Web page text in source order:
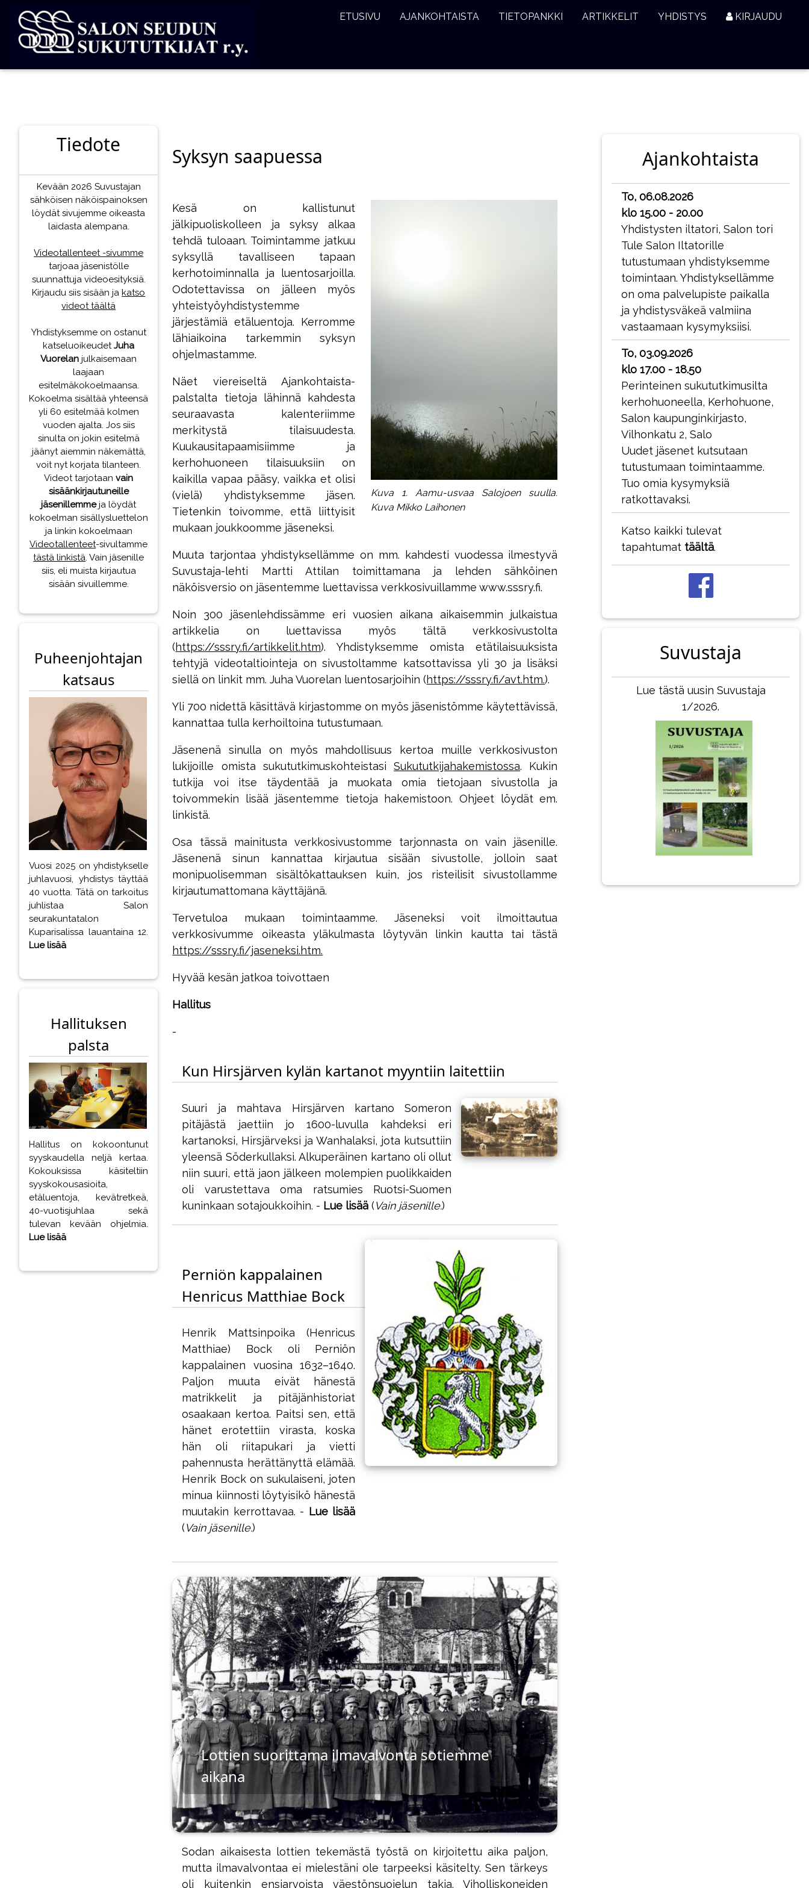
ETUSIVU AJANKOHTAISTA TIETOPANKKI ARTIKKELIT YHDISTYS KIRJAUDU
Ajankohtaista
To, 06.08.2026
klo 15.00 - 20.00
Yhdistysten iltatori, Salon tori
Tule Salon Iltatorille
tutustumaan yhdistyksemme
toimintaan. Yhdistyksellämme
on oma palvelupiste paikalla
ja yhdistysväkeä valmiina
vastaamaan kysymyksiisi.
To, 03.09.2026
klo 17.00 - 18.50
Perinteinen sukututkimusilta
kerhohuoneella, Kerhohuone,
Salon kaupunginkirjasto,
Vilhonkatu 2, Salo
Uudet jäsenet kutsutaan
tutustumaan toimintaamme.
Tuo omia kysymyksiä
ratkottavaksi.
Katso kaikki tulevat
tapahtumat täältä.
Suvustaja
Lue tästä uusin Suvustaja
1/2026.
Tiedote
Kevään 2026 Suvustajan
sähköisen näköispainoksen
löydät sivujemme oikeasta
laidasta alempana.
Videotallenteet -sivumme
tarjoaa jäsenistölle
suunnattuja videoesityksiä.
Kirjaudu siis sisään jakatso
videot täältä
Yhdistyksemme on ostanut
katseluoikeudetJuha
Vuorelan julkaisemaan
laajaan
esitelmäkokoelmaansa.
Kokoelma sisältää yhteensä
yli 60 esitelmää kolmen
vuoden ajalta. Jos siis
sinulta on jokin esitelmä
jäänyt aiemmin näkemättä,
voit nyt korjata tilanteen.
Videot tarjotaanvain
sisäänkirjautuneille
jäsenillemmeja löydät
kokoelman sisällysluettelon
ja linkin kokoelmaan
Videotallenteet-sivultamme
tästä linkistä. Vain jäsenille
siis, eli muista kirjautua
sisään sivuillemme.
Puheenjohtajan
katsaus
Vuosi 2025 on yhdistykselle
juhlavuosi, yhdistys täyttää
40 vuotta. Tätä on tarkoitus
juhlistaa Salon
seurakuntatalon
Kuparisalissa lauantaina 12.
Lue lisää
Hallituksen
palsta
Hallitus on kokoontunut
syyskaudella neljä kertaa.
Kokouksissa käsiteltiin
syyskokousasioita,
etäluentoja, kevätretkeä,
40-vuotisjuhlaa sekä
tulevan kevään ohjelmia.
Lue lisää
Syksyn saapuessa
Kuva 1. Aamu-usvaa Salojoen suulla.
Kuva Mikko Laihonen
Kesä on kallistunut
jälkipuoliskolleen ja syksy alkaa
tehdä tuloaan. Toimintamme jatkuu
syksyllä tavalliseen tapaan
kerhotoiminnalla ja luentosarjoilla.
Odotettavissa on jälleen myös
yhteistyöyhdistystemme
järjestämiä etäluentoja. Kerromme
lähiaikoina tarkemmin syksyn
ohjelmastamme.
Näet viereiseltä Ajankohtaista-
palstalta tietoja lähinnä kahdesta
seuraavasta kalenteriimme
merkitystä tilaisuudesta.
Kuukausitapaamisiimme ja
kerhohuoneen tilaisuuksiin on
kaikilla vapaa pääsy, vaikka et olisi
(vielä) yhdistyksemme jäsen.
Tietenkin toivomme, että liittyisit
mukaan joukkoomme jäseneksi.
Muuta tarjontaa yhdistyksellämme on mm. kahdesti vuodessa ilmestyvä
Suvustaja-lehti Martti Attilan toimittamana ja lehden sähköinen
näköisversio on jäsentemme luettavissa verkkosivuillamme www.sssry.fi.
Noin 300 jäsenlehdissämme eri vuosien aikana aikaisemmin julkaistua
artikkelia on luettavissa myös tältä verkkosivustolta
(https://sssry.fi/artikkelit.htm). Yhdistyksemme omista etätilaisuuksista
tehtyjä videotaltiointeja on sivustoltamme katsottavissa yli 30 ja lisäksi
siellä on linkit mm. Juha Vuorelan luentosarjoihin (https://sssry.fi/avt.htm.).
Yli 700 nidettä käsittävä kirjastomme on myös jäsenistömme käytettävissä,
kannattaa tulla kerhoiltoina tutustumaan.
Jäsenenä sinulla on myös mahdollisuus kertoa muille verkkosivuston
lukijoille omista sukututkimuskohteistasiSukututkijahakemistossa. Kukin
tutkija voi itse täydentää ja muokata omia tietojaan sivustolla ja
toivommekin lisää jäsentemme tietoja hakemistoon. Ohjeet löydät em.
linkistä.
Osa tässä mainitusta verkkosivustomme tarjonnasta on vain jäsenille.
Jäsenenä sinun kannattaa kirjautua sisään sivustolle, jolloin saat
monipuolisemman sisältökattauksen kuin, jos risteilisit sivustollamme
kirjautumattomana käyttäjänä.
Tervetuloa mukaan toimintaamme. Jäseneksi voit ilmoittautua
verkkosivumme oikeasta yläkulmasta löytyvän linkin kautta tai tästä
https://sssry.fi/jaseneksi.htm.
Hyvää kesän jatkoa toivottaen
Hallitus
-
Kun Hirsjärven kylän kartanot myyntiin laitettiin
Suuri ja mahtava Hirsjärven kartano Someron
pitäjästä jaettiin jo 1600-luvulla kahdeksi eri
kartanoksi, Hirsjärveksi ja Wanhalaksi, jota kutsuttiin
yleensä Söderkullaksi. Alkuperäinen kartano oli ollut
niin suuri, että jaon jälkeen molempien puolikkaiden
oli varustettava oma ratsumies Ruotsi-Suomen
kuninkaan sotajoukkoihin. - Lue lisää(Vain jäsenille.)
Perniön kappalainen
Henricus Matthiae Bock
Henrik Mattsinpoika (Henricus
Matthiae) Bock oli Perniön
kappalainen vuosina 1632–1640.
Paljon muuta eivät hänestä
matrikkelit ja pitäjänhistoriat
osaakaan kertoa. Paitsi sen, että
hänet erotettiin virasta, koska
hän oli riitapukari ja vietti
pahennusta herättänyttä elämää.
Henrik Bock on sukulaiseni, joten
minua kiinnosti löytyisikö hänestä
muutakin kerrottavaa. - Lue lisää
(Vain jäsenille.)
Lottien suorittama ilmavalvonta sotiemme
aikana
Sodan aikaisesta lottien tekemästä työstä on kirjoitettu aika paljon,
mutta ilmavalvontaa ei mielestäni ole tarpeeksi käsitelty. Sen tärkeys
oli kuitenkin ensiarvoista väestönsuojelun takia. Viholliskoneiden